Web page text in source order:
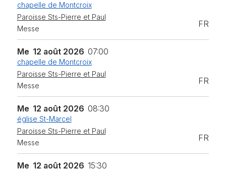
chapelle de Montcroix
Paroisse Sts-Pierre et Paul
Messe
FR
Me 12 août 2026 07:00
chapelle de Montcroix
Paroisse Sts-Pierre et Paul
Messe
FR
Me 12 août 2026 08:30
église St-Marcel
Paroisse Sts-Pierre et Paul
Messe
FR
Me 12 août 2026 15:30